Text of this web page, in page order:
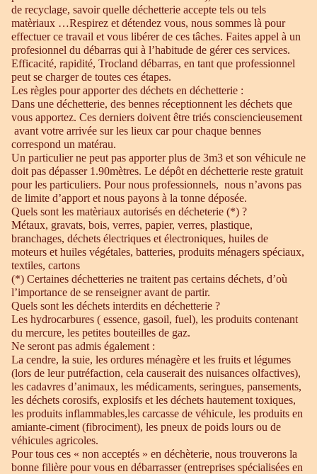
de recyclage, savoir quelle déchetterie accepte tels ou tels
matèriaux …Respirez et détendez vous, nous sommes là pour
effectuer ce travail et vous libérer de ces tâches. Faites appel à un
profesionnel du débarras qui à l’habitude de gérer ces services.
Efficacité, rapidité, Trocland débarras, en tant que professionnel
peut se charger de toutes ces étapes.
Les règles pour apporter des déchets en déchetterie :
Dans une déchetterie, des bennes réceptionnent les déchets que
vous apportez. Ces derniers doivent être triés consciencieusement
avant votre arrivée sur les lieux car pour chaque bennes
correspond un matérau.
Un particulier ne peut pas apporter plus de 3m3 et son véhicule ne
doit pas dépasser 1.90mètres. Le dépôt en déchetterie reste gratuit
pour les particuliers. Pour nous professionnels, nous n’avons pas
de limite d’apport et nous payons à la tonne déposée.
Quels sont les matèriaux autorisés en décheterie (*) ?
Métaux, gravats, bois, verres, papier, verres, plastique,
branchages, déchets électriques et électroniques, huiles de
moteurs et huiles végétales, batteries, produits ménagers spéciaux,
textiles, cartons
(*) Certaines déchetteries ne traitent pas certains déchets, d’où
l’importance de se renseigner avant de partir.
Quels sont les déchets interdits en déchetterie ?
Les hydrocarbures ( essence, gasoil, fuel), les produits contenant
du mercure, les petites bouteilles de gaz.
Ne seront pas admis également :
La cendre, la suie, les ordures ménagère et les fruits et légumes
(lors de leur putréfaction, cela causerait des nuisances olfactives),
les cadavres d’animaux, les médicaments, seringues, pansements,
les déchets corosifs, explosifs et les déchets hautement toxiques,
les produits inflammables,les carcasse de véhicule, les produits en
amiante-ciment (fibrociment), les pneux de poids lours ou de
véhicules agricoles.
Pour tous ces « non acceptés » en déchèterie, nous trouverons la
bonne filière pour vous en débarrasser (entreprises spécialisées en